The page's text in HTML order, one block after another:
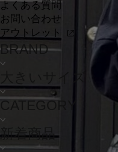
よくある質問
お問い合わせ
アウトレット
BRAND
大きいサイズ
CATEGORY
新着商品